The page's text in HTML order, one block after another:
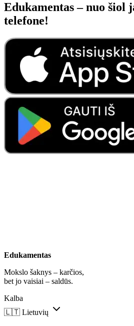
Edukamentas – nuo šiol
telefone!
Edukamentas
Mokslo šaknys – karčios,
bet jo vaisiai – saldūs.
Kalba
🇱🇹 Lietuvių